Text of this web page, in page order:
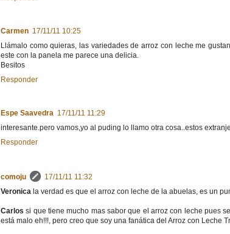
Carmen 17/11/11 10:25
Llámalo como quieras, las variedades de arroz con leche me
este con la panela me parece una delicia.
Besitos
Responder
Espe Saavedra 17/11/11 11:29
interesante.pero vamos,yo al puding lo llamo otra cosa..estos
Responder
comoju
17/11/11 11:32
Veronica la verdad es que el arroz con leche de la abuelas, es un
Carlossi que tiene mucho mas sabor que el arroz con leche pues
está malo eh!!!, pero creo que soy una fanática del Arroz con Leche